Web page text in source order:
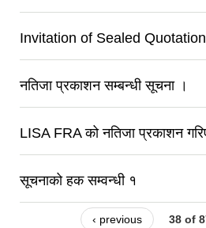
Invitation of Sealed Quotation
नतिजा प्रकाशन सम्बन्धी सूचना ।
LISA FRA को नतिजा प्रकाशन
सूचनाको हक सम्वन्धी १
‹ previous 38 of